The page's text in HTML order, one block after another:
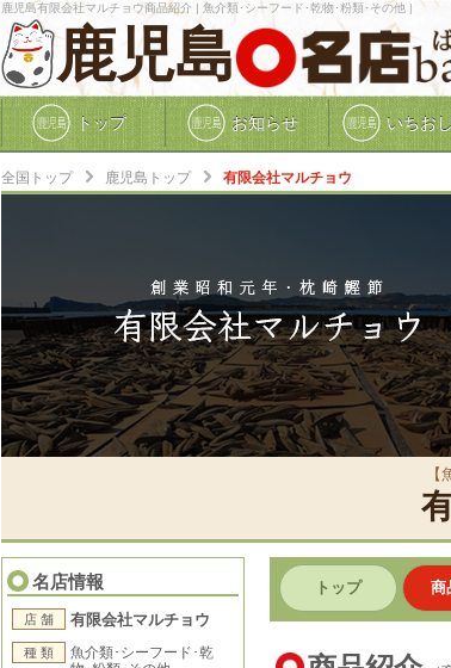
鹿児島有限会社マルチョウ商品紹介 | 魚介類･シーフード･乾物･粉類･その他 |
鹿児島
トップ お知らせ いちお
全国トップ 鹿児島トップ 有限会社マルチョウ
名店情報
店 舗 有限会社マルチョウ
種 類
魚介類･シーフード･乾
トップ 商